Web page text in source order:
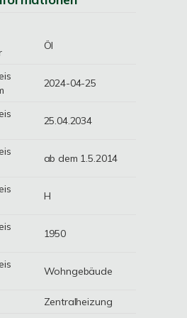
Öl
2024-04-25
25.04.2034
ab dem 1.5.2014
H
1950
Wohngebäude
Zentralheizung